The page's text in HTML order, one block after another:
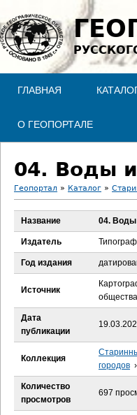
ГЛАВНАЯ
О ГЕОПОРТАЛЕ
04. Воды
В
ы
д
е
с
ь
Геопортал » Каталог »
Название 04. Воды
Издатель
Год издания
Источник
общества
Дата
публикации
Коллекция
городов ›
Количество
просмотров
697